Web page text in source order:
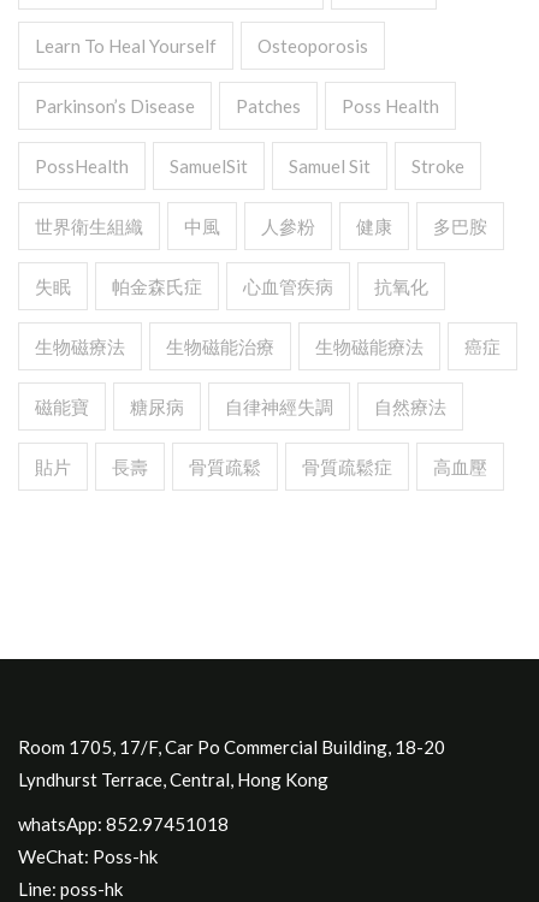
Learn To Heal Yourself Osteoporosis
Parkinson’s Disease Patches Poss Health
PossHealth SamuelSit Samuel Sit Stroke
世界衛生組織 中風 人參粉 健康 多巴胺
失眠 帕金森氏症 心血管疾病 抗氧化
生物磁療法 生物磁能治療 生物磁能療法 癌症
磁能寶 糖尿病 自律神經失調 自然療法
貼片 長壽 骨質疏鬆 骨質疏鬆症 高血壓
Room 1705, 17/F, Car Po Commercial Building, 18-20
Lyndhurst Terrace, Central, Hong Kong
whatsApp: 852.97451018
WeChat: Poss-hk
Line: poss-hk